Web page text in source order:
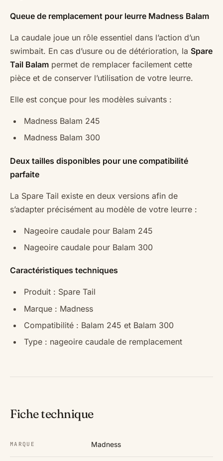
Queue de remplacement pour leurre Madness Balam
La caudale joue un rôle essentiel dans l’action d’un
swimbait. En cas d’usure ou de détérioration, la Spare
Tail Balam permet de remplacer facilement cette
pièce et de conserver l’utilisation de votre leurre.
Elle est conçue pour les modèles suivants :
Madness Balam 245
Madness Balam 300
Deux tailles disponibles pour une compatibilité
parfaite
La Spare Tail existe en deux versions afin de
s’adapter précisément au modèle de votre leurre :
Nageoire caudale pour Balam 245
Nageoire caudale pour Balam 300
Caractéristiques techniques
Produit : Spare Tail
Marque : Madness
Compatibilité : Balam 245 et Balam 300
Type : nageoire caudale de remplacement
Fiche technique
MARQUE Madness